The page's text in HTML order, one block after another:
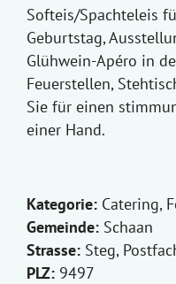
Softeis/Spachteleis
Geburtstag,
Glühwein-Apéro in
Feuerstellen,
Sie für einen
einer Hand.
Kategorie: Catering,
Gemeinde: Schaan
Strasse: Steg,
PLZ: 9497